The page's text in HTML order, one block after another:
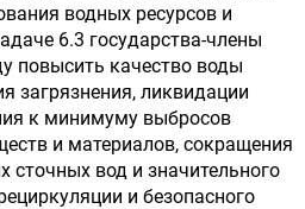
водных ресурсов и
6.3 государства-члены
повысить качество воды
загрязнения, ликвидации
к минимуму выбросов
и материалов, сокращения
сточных вод и значительного
и безопасного